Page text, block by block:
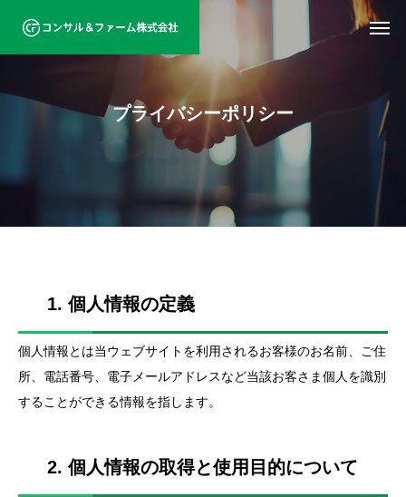
プライバシーポリシー
1. 個人情報の定義
個人情報とは当ウェブサイトを利用されるお客様のお名前、ご住
所、電話番号、電子メールアドレスなど当該お客さま個人を識別
することができる情報を指します。
2. 個人情報の取得と使用目的について